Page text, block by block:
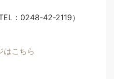
：0248-42-2119）
はこちら